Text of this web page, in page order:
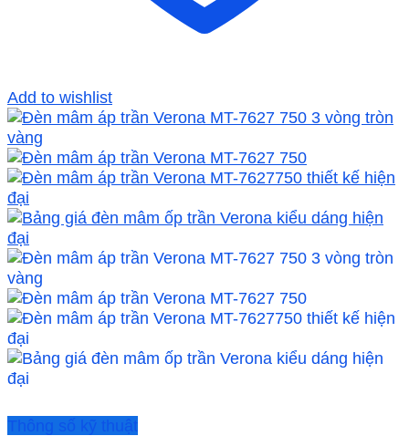
Add to wishlist
Thông số kỹ thuật